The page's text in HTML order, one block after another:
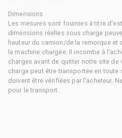
Dimensions
Les mesures sont fournies à titre
dimensions réelles sous charge
hauteur du camion/de la remorque
la machine chargée. Il incombe à
charges avant de quitter notre site de
charge peut être transportée en toute
doivent être vérifiées par l'acheteur.
pour le transport.